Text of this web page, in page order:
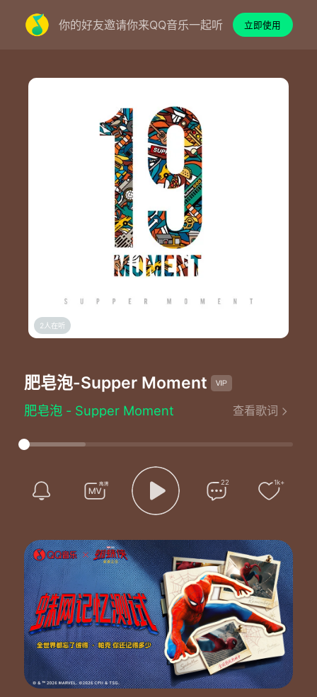
你的好友邀请你来QQ音乐一起听 立即使用
2人在听
肥皂泡-Supper Moment
肥皂泡 - Supper Moment
曲：Supper Moment
编曲：Bert/Supper Moment
Mixed：Matthew Sim
Mastered：Alex Psaroudakis at NYC
如果可以放低
自由自在飞翔姿态摇曳
带着梦儿飞不需要限制
停住美丽 停住了此刻的氛围
带着梦儿飞不需要预计
留住美丽 留住了此刻的可贵
遗失的愉快 凝住了此际
梦境可以脱轨
云层上游戏飘浮于天际
幻想可以彻底
洗去脑袋潜藏资本聪慧
查看歌词
22 1k+